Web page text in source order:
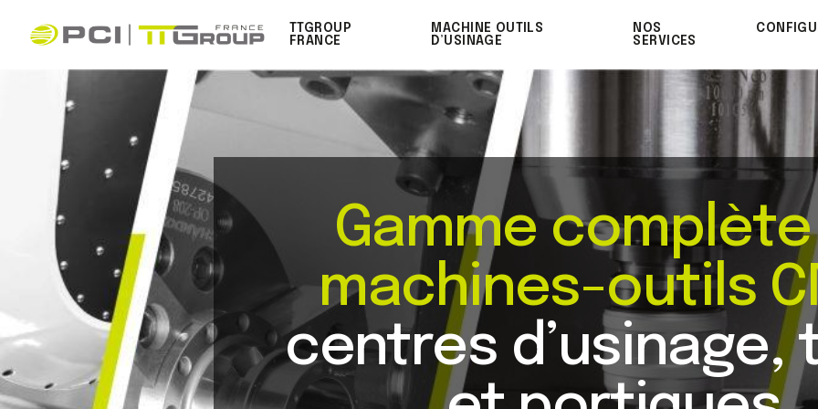
TTGROUP
FRANCE
MACHINE OUTILS
D’USINAGE
NOS
SERVICES
Gamme
machines-outils
centres d’usinage,